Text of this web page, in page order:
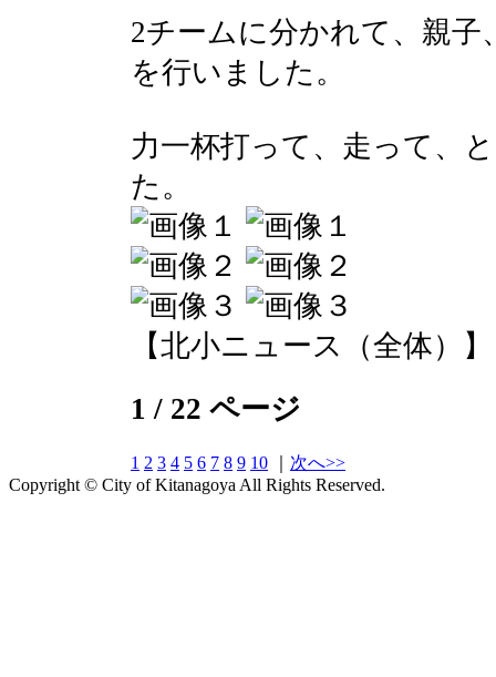
2チームに分かれて、親子
を行いました。
力一杯打って、走って、
た。
【北小ニュース（全体）
1 / 22 ページ
1 2 3 4 5 6 7 8 9 10
次へ>>
Copyright © City of Kitanagoya All Rights Reserved.